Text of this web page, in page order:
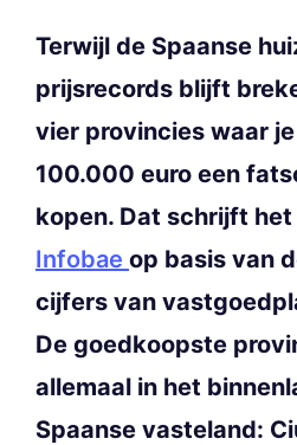
Terwijl de Spaanse
prijsrecords blijft
vier provincies waar
100.000 euro een
kopen. Dat schrijft
Infobae op basis van
cijfers van
De goedkoopste
allemaal in het
Spaanse vasteland: